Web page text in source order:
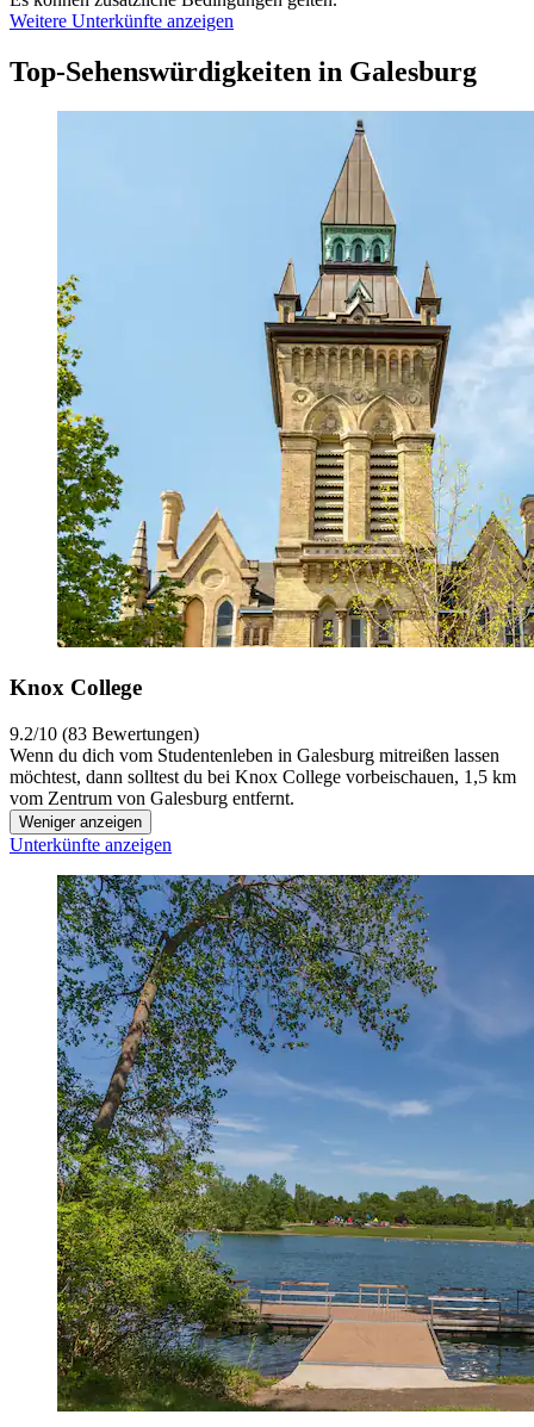
Weitere Unterkünfte anzeigen
Top-Sehenswürdigkeiten in Galesburg
Knox College
9.2/10 (83 Bewertungen)
Wenn du dich vom Studentenleben in Galesburg mitreißen lassen
möchtest, dann solltest du bei Knox College vorbeischauen, 1,5 km
vom Zentrum von Galesburg entfernt.
Weniger anzeigen
Unterkünfte anzeigen